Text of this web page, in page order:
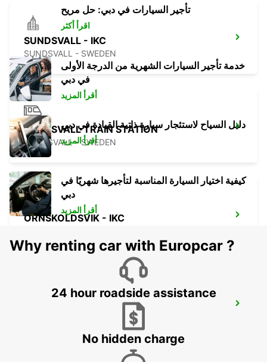
SUNDSVALL - IKC
SUNDSVALL - SWEDEN
SUNDSVALL TRAIN STATION
SUNDSVALL - SWEDEN
ORNSKOLDSVIK - IKC
HUDIKSVALL TRAIN STATION
تأجير السيارات في دبي: حل مريح
اقرأ أكثر
خدمة تأجير السيارات الشهرية من الدرجة الأولى
في دبي
أقرأ المزيد
دليل السياح لاستئجار سيارة ذاتية القيادة في دبي
أقرأ المزيد
كيفية اختيار السيارة المناسبة لتأجيرها شهريًا في
دبي
أقرأ المزيد
Why renting car with Europcar ?
24 hour roadside assistance
No hidden charge